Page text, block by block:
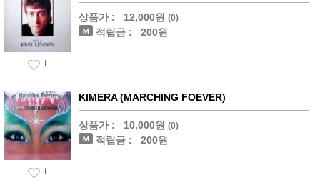
상품가 : 12,000원 (0)
적립금 : 200원
1
KIMERA (MARCHING FOEVER)
상품가 : 10,000원 (0)
적립금 : 200원
1